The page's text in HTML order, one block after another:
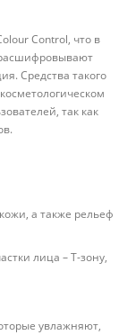
Control, что в
Средства такого
так как
а также рельеф
лица – Т-зону,
увлажняют,